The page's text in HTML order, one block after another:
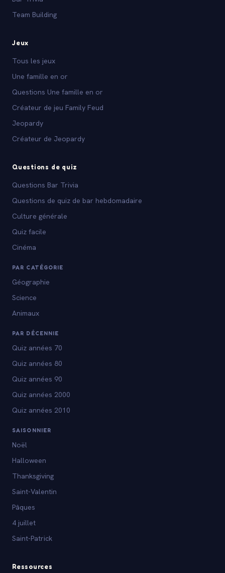
Team Building
Jeux
Tous les jeux
Une famille en or
Questions Une famille en or
Créateur de jeu Family Feud
Jeopardy
Créateur de Jeopardy
Questions de quiz
Questions Bar Trivia
Questions de quiz de bar hebdomadaire
Culture générale
Quiz facile
Cinéma
PAR CATÉGORIE
Géographie
Science
Animaux
PAR DÉCENNIE
Quiz années 70
Quiz années 80
Quiz années 90
Quiz années 2000
Quiz années 2010
SAISONNIER
Noël
Halloween
Thanksgiving
Saint-Valentin
Pâques
4 juillet
Saint-Patrick
Ressources